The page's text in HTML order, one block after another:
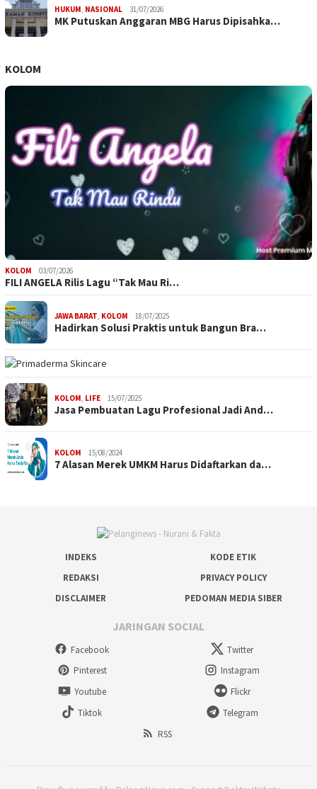
HUKUM, NASIONAL 31/07/2026
MK Putuskan Anggaran MBG Harus Dipisahka…
KOLOM
KOLOM 03/07/2026
FILI ANGELA Rilis Lagu “Tak Mau Ri…
JAWA BARAT, KOLOM 18/07/2025
Hadirkan Solusi Praktis untuk Bangun Bra…
KOLOM, LIFE 15/07/2025
Jasa Pembuatan Lagu Profesional Jadi And…
KOLOM 15/08/2024
7 Alasan Merek UMKM Harus Didaftarkan da…
INDEKS
KODE ETIK
REDAKSI
PRIVACY POLICY
DISCLAIMER
PEDOMAN MEDIA SIBER
JARINGAN SOCIAL
Facebook
Twitter
Pinterest
Instagram
Youtube
Flickr
Tiktok
Telegram
RSS